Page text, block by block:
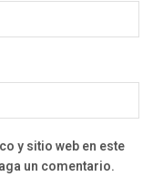
y sitio web en este
un comentario.